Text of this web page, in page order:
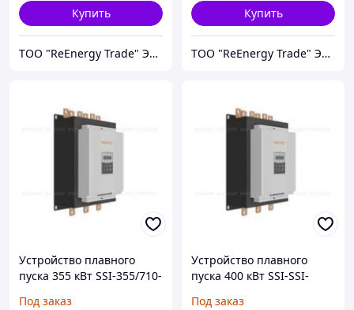
Купить
ТОО "ReEnergy Trade" Энергоэффективные технологии и оборудование
Купить
ТОО "ReEnergy Trade" Энергоэффективные технологии и оборудование
Устройство плавного
пуска 355 кВт SSI-355/710-
Под заказ
Устройство плавного
пуска 400 кВт SSI-SSI-
Под заказ